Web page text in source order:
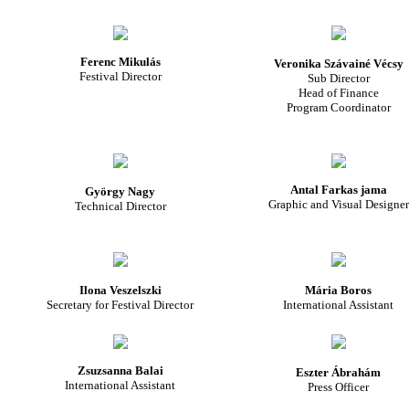
Ferenc Mikulás
Festival Director
Veronika Szávainé Vécsy
Sub Director
Head of Finance
Program Coordinator
György Nagy
Technical Director
Antal Farkas jama
Graphic and Visual Designer
Ilona Veszelszki
Secretary for Festival Director
Mária Boros
International Assistant
Zsuzsanna Balai
International Assistant
Eszter Ábrahám
Press Officer